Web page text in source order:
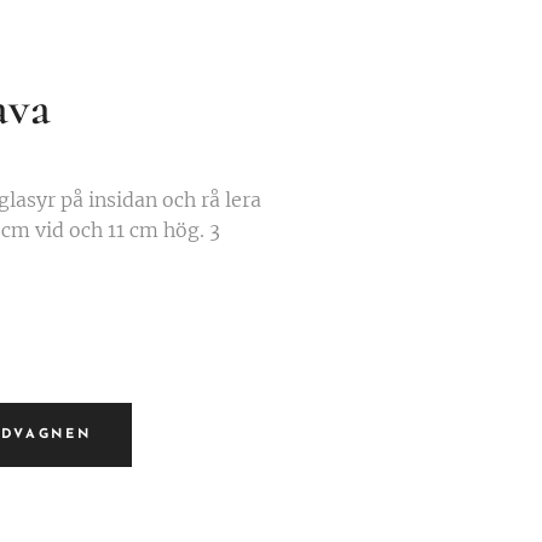
på insidan och rå lera
vid och 11 cm hög. 3